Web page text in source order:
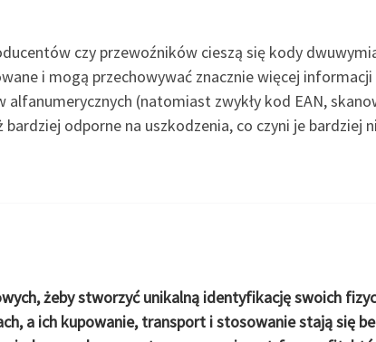
czy przewoźników cieszą się kody
i mogą przechowywać znacznie więcej
(natomiast zwykły kod EAN,
odporne na uszkodzenia, co czyni je bardziej
żeby stworzyć unikalną identyfikację swoich
a ich kupowanie, transport i stosowanie stają się